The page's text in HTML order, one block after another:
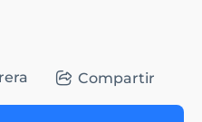
Compartir